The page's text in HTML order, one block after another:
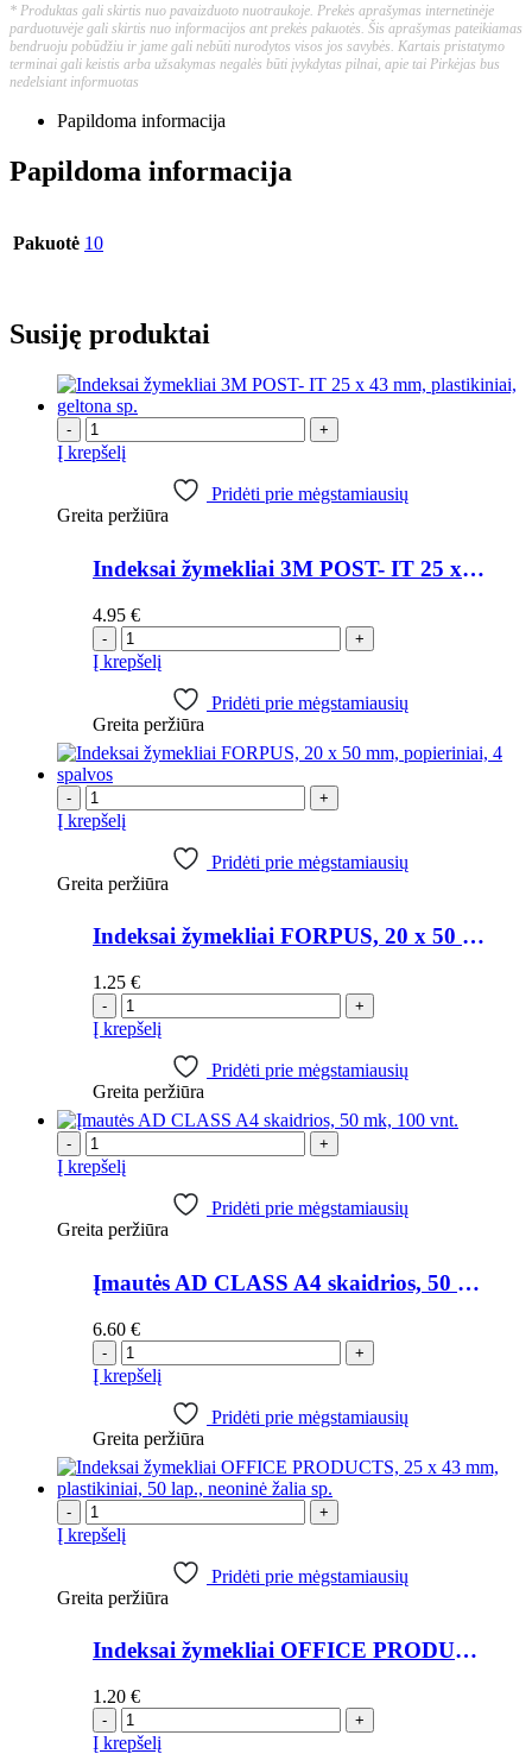
* Produktas gali skirtis nuo pavaizduoto nuotraukoje. Prekės aprašymas internetinėje
parduotuvėje gali skirtis nuo informacijos ant prekės pakuotės. Šis aprašymas pateikiamas
bendruoju pobūdžiu ir jame gali nebūti nurodytos visos jos savybės. Kartais pristatymo
terminai gali keistis arba užsakymas negalės būti įvykdytas pilnai, apie tai Pirkėjas bus
nedelsiant informuotas
Papildoma informacija
Papildoma informacija
Pakuotė 10
Susiję produktai
- +
Į krepšelį
Pridėti prie mėgstamiausių
Greita peržiūra
Indeksai žymekliai 3M POST- IT 25 x 43 mm, plastikiniai, geltona sp.
4.95 €
- +
Į krepšelį
Pridėti prie mėgstamiausių
Greita peržiūra
- +
Į krepšelį
Pridėti prie mėgstamiausių
Greita peržiūra
Indeksai žymekliai FORPUS, 20 x 50 mm, popieriniai, 4 spalvos
1.25 €
- +
Į krepšelį
Pridėti prie mėgstamiausių
Greita peržiūra
- +
Į krepšelį
Pridėti prie mėgstamiausių
Greita peržiūra
Įmautės AD CLASS A4 skaidrios, 50 mk, 100 vnt.
6.60 €
- +
Į krepšelį
Pridėti prie mėgstamiausių
Greita peržiūra
- +
Į krepšelį
Pridėti prie mėgstamiausių
Greita peržiūra
Indeksai žymekliai OFFICE PRODUCTS, 25 x 43 mm, plastikiniai, 50 lap., neoninė žalia sp.
1.20 €
- +
Į krepšelį